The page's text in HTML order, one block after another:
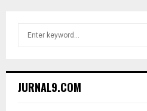
h
JURNAL9.COM